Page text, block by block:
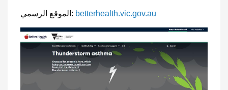
الموقع الرسمي: betterhealth.vic.gov.au